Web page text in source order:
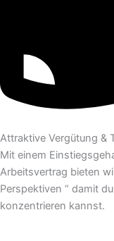
Attraktive Vergütung &
Mit einem
Arbeitsvertrag bieten
Perspektiven “ damit
konzentrieren kannst.